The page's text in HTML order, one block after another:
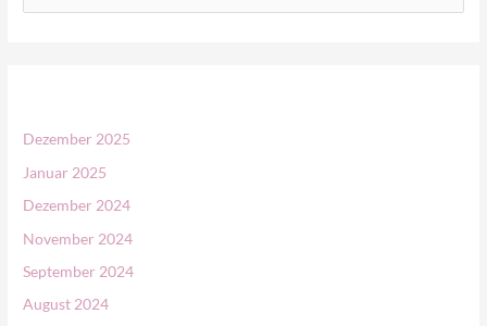
n
n
a
Dezember 2025
Januar 2025
Dezember 2024
November 2024
September 2024
August 2024